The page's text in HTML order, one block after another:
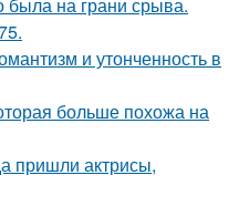
и утонченность в
больше похожа на
пришли актрисы,